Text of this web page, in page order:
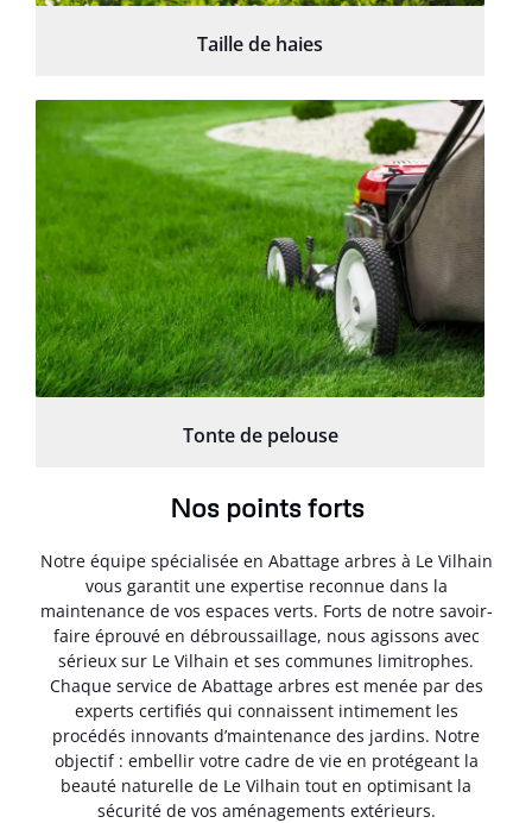
Taille de haies
Tonte de pelouse
Nos points forts
Notre équipe spécialisée en Abattage arbres à Le Vilhain
vous garantit une expertise reconnue dans la
maintenance de vos espaces verts. Forts de notre savoir-
faire éprouvé en débroussaillage, nous agissons avec
sérieux sur Le Vilhain et ses communes limitrophes.
Chaque service de Abattage arbres est menée par des
experts certifiés qui connaissent intimement les
procédés innovants d’maintenance des jardins. Notre
objectif : embellir votre cadre de vie en protégeant la
beauté naturelle de Le Vilhain tout en optimisant la
sécurité de vos aménagements extérieurs.